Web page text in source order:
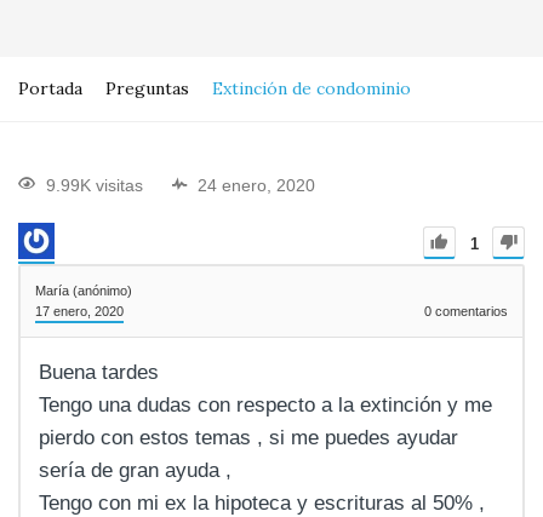
Portada Preguntas Extinción de condominio
9.99K visitas 24 enero, 2020
1
María (anónimo)
17 enero, 2020
0 comentarios
Buena tardes
Tengo una dudas con respecto a la extinción y me
pierdo con estos temas , si me puedes ayudar
sería de gran ayuda ,
Tengo con mi ex la hipoteca y escrituras al 50% ,